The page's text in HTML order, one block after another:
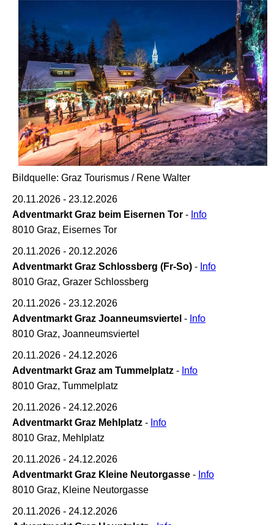
Bildquelle: Graz Tourismus / Rene Walter
20.11.2026 - 23.12.2026
Adventmarkt Graz beim Eisernen Tor - Info
8010 Graz, Eisernes Tor
20.11.2026 - 20.12.2026
Adventmarkt Graz Schlossberg (Fr-So) - Info
8010 Graz, Grazer Schlossberg
20.11.2026 - 23.12.2026
Adventmarkt Graz Joanneumsviertel - Info
8010 Graz, Joanneumsviertel
20.11.2026 - 24.12.2026
Adventmarkt Graz am Tummelplatz - Info
8010 Graz, Tummelplatz
20.11.2026 - 24.12.2026
Adventmarkt Graz Mehlplatz - Info
8010 Graz, Mehlplatz
20.11.2026 - 24.12.2026
Adventmarkt Graz Kleine Neutorgasse - Info
8010 Graz, Kleine Neutorgasse
20.11.2026 - 24.12.2026